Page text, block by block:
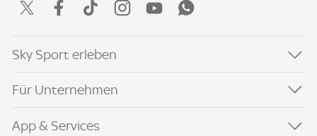
Sky Sport erleben
Für Unternehmen
App & Services